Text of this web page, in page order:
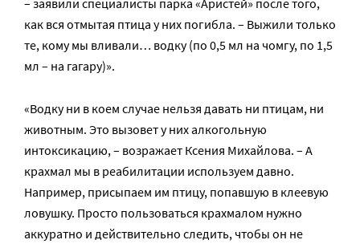
как вся отмытая птица у них погибла. – Выжили только
те, кому мы вливали… водку (по 0,5 мл на чомгу, по 1,5
мл – на гагару)».
«Водку ни в коем случае нельзя давать ни птицам, ни
животным. Это вызовет у них алкогольную
интоксикацию, – возражает Ксения Михайлова. – А
крахмал мы в реабилитации используем давно.
Например, присыпаем им птицу, попавшую в клеевую
ловушку. Просто пользоваться крахмалом нужно
аккуратно и действительно следить, чтобы он не